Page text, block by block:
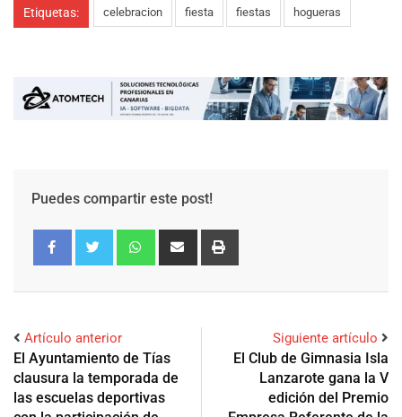
Etiquetas: celebracion fiesta fiestas hogueras
Puedes compartir este post!
Artículo anterior
El Ayuntamiento de Tías
clausura la temporada de
las escuelas deportivas
Siguiente artículo
El Club de Gimnasia Isla
Lanzarote gana la V
edición del Premio